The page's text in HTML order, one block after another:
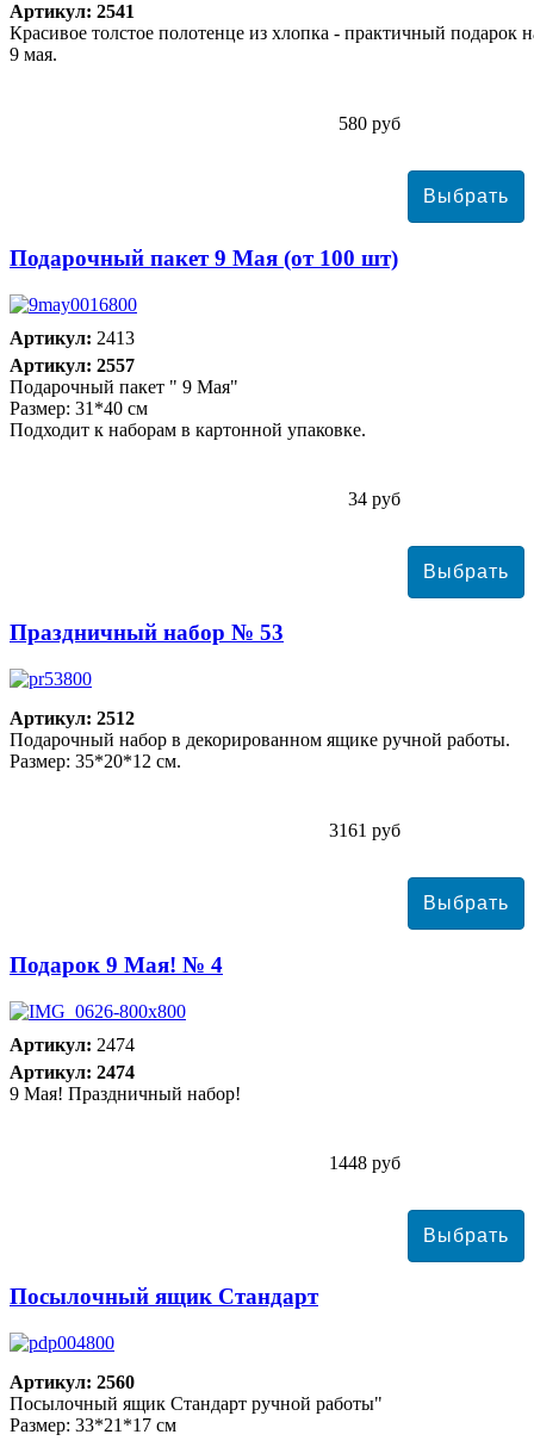
Артикул: 2541
Красивое толстое полотенце из хлопка - практичный подарок
9 мая.
580 руб
Подарочный пакет 9 Мая (от 100 шт)
Артикул: 2413
Артикул: 2557
Подарочный пакет " 9 Мая"
Размер: 31*40 см
Подходит к наборам в картонной упаковке.
34 руб
Праздничный набор № 53
Артикул: 2512
Подарочный набор в декорированном ящике ручной работы.
Размер: 35*20*12 см.
3161 руб
Подарок 9 Мая! № 4
Артикул: 2474
Артикул: 2474
9 Мая! Праздничный набор!
1448 руб
Посылочный ящик Стандарт
Артикул: 2560
Посылочный ящик Стандарт ручной работы"
Размер: 33*21*17 см